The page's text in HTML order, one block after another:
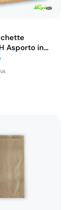
€7,98
Asporto in
Il
prezzo